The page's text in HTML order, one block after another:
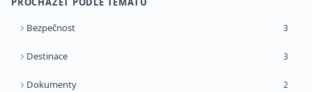
Bezpečnost 3
Destinace 3
Dokumenty 2